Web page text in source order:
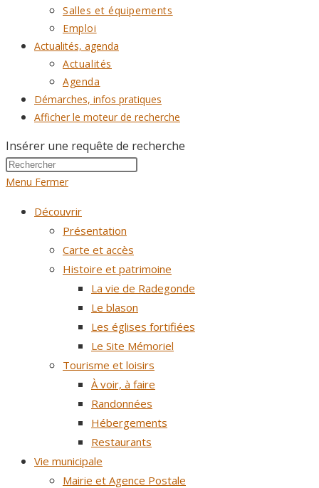
Salles et équipements
Emploi
Actualités, agenda
Actualités
Agenda
Démarches, infos pratiques
Afficher le moteur de recherche
Insérer une requête de recherche
Menu Fermer
Découvrir
Présentation
Carte et accès
Histoire et patrimoine
La vie de Radegonde
Le blason
Les églises fortifiées
Le Site Mémoriel
Tourisme et loisirs
À voir, à faire
Randonnées
Hébergements
Restaurants
Vie municipale
Mairie et Agence Postale